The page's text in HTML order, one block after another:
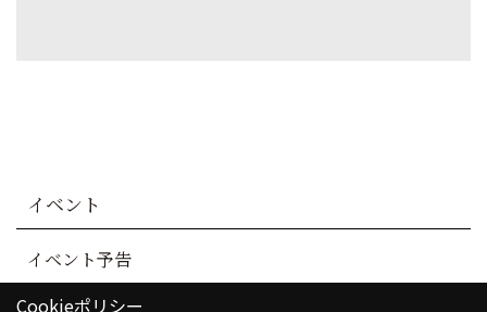
イベント
イベント予告
Cookieポリシー